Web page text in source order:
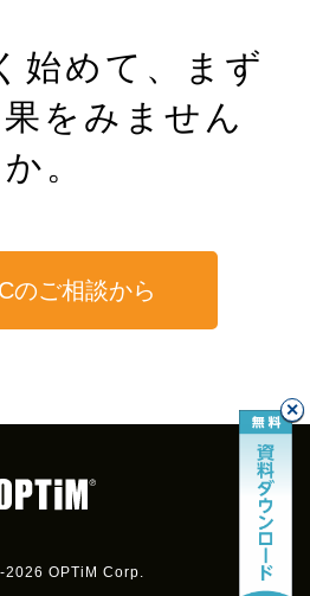
始めて、まず
をみません
か。
のご相談から
OPTiM Corp.
✕